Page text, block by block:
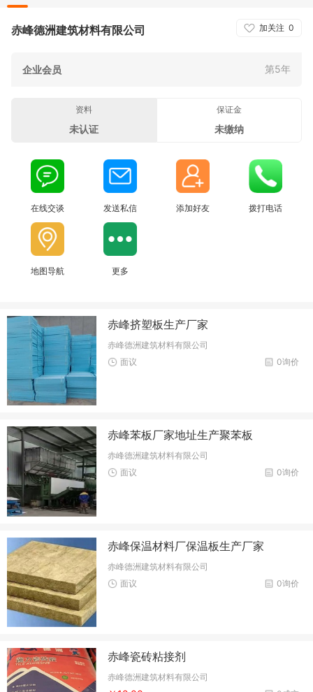
加关注 0
赤峰德洲建筑材料有限公司
企业会员 第5年
资料
未认证
保证金
未缴纳
在线交谈 发送私信 添加好友 拨打电话
地图导航 更多
赤峰挤塑板生产厂家
赤峰德洲建筑材料有限公司
0询价
面议
赤峰苯板厂家地址生产聚苯板
赤峰德洲建筑材料有限公司
0询价
面议
赤峰保温材料厂保温板生产厂家
赤峰德洲建筑材料有限公司
0询价
面议
赤峰瓷砖粘接剂
赤峰德洲建筑材料有限公司